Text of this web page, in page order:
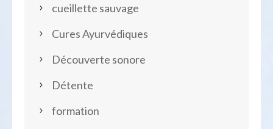
cueillette sauvage
Cures Ayurvédiques
Découverte sonore
Détente
formation